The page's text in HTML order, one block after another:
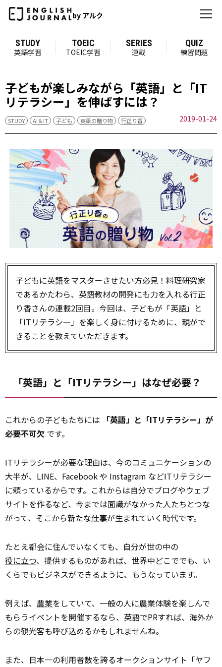
by アルク
STUDY
英語学習
TOEIC
TOEIC学習
SERIES
連載
QUIZ
練習問題
子どもが楽しみながら「英語」と「IT
リテラシー」を伸ばすには？
STUDY AI＆IT 子ども 英語の贈り物 行正り香 2019-01-24
子どもに英語をマスターさせたい方必見！料理研究家
であるかたわら、英語教材の開発にも力を入れる行正
り香さんの連載2回目。今回は、子どもが「英語」と
「ITリテラシー」を楽しく身に付けるために、親がで
きることを教えていただきます。
「英語」と「ITリテラシー」はなぜ必要？
これからの子どもたちには
「英語」と「ITリテラシー」が
必要不可欠 です。
ITリテラシーが必要な理由は、今のコミュニケーションの
大半が、LINE、Facebook や Instagram などITリテラシー
に頼っているからです。これからは自分でブログやウェブ
サイトを作るなど、今までは面識がなかった人たちとつな
がって、そこから新たな仕事が生まれていく時代です。
たとえ都会に住んでいなくても、自分が世の中の
役に立つ、提供するものがあれば、世界中どこででも、い
くらでもビジネスができるように、もうなっています。
例えば、 農業をしていて、一般の人に農業体験を楽しんで
もらうイベントを開催するなら、英語でPRすれば、海外か
らの観光客も呼び込めるかもしれませんね。
また、日本一の利用者数を誇るオークションサイト「ヤフ